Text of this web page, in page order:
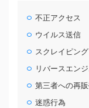
不正アクセス
ウイルス送信
スクレイピング
リバースエン
第三者への再
迷惑行為